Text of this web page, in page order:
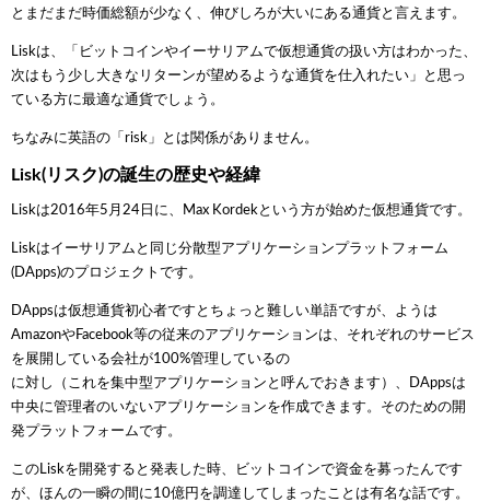
とまだまだ時価総額が少なく、伸びしろが大いにある通貨と言えます。
Liskは、「ビットコインやイーサリアムで仮想通貨の扱い方はわかった、
次はもう少し大きなリターンが望めるような通貨を仕入れたい」と思っ
ている方に最適な通貨でしょう。
ちなみに英語の「risk」とは関係がありません。
Lisk(リスク)の誕生の歴史や経緯
Liskは2016年5月24日に、Max Kordekという方が始めた仮想通貨です。
Liskはイーサリアムと同じ分散型アプリケーションプラットフォーム
(DApps)のプロジェクトです。
DAppsは仮想通貨初心者ですとちょっと難しい単語ですが、ようは
AmazonやFacebook等の従来のアプリケーションは、それぞれのサービス
を展開している会社が100%管理しているの
に対し（これを集中型アプリケーションと呼んでおきます）、DAppsは
中央に管理者のいないアプリケーションを作成できます。そのための開
発プラットフォームです。
このLiskを開発すると発表した時、ビットコインで資金を募ったんです
が、ほんの一瞬の間に10億円を調達してしまったことは有名な話です。